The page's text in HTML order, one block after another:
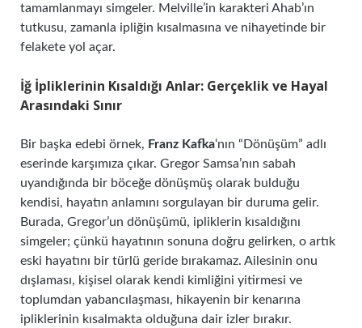
tamamlanmayı simgeler. Melville’in karakteri Ahab’ın
tutkusu, zamanla ipliğin kısalmasına ve nihayetinde bir
felakete yol açar.
İğ İpliklerinin Kısaldığı Anlar: Gerçeklik ve Hayal
Arasındaki Sınır
Bir başka edebi örnek, Franz Kafka‘nın “Dönüşüm” adlı
eserinde karşımıza çıkar. Gregor Samsa’nın sabah
uyandığında bir böceğe dönüşmüş olarak bulduğu
kendisi, hayatın anlamını sorgulayan bir duruma gelir.
Burada, Gregor’un dönüşümü, ipliklerin kısaldığını
simgeler; çünkü hayatının sonuna doğru gelirken, o artık
eski hayatını bir türlü geride bırakamaz. Ailesinin onu
dışlaması, kişisel olarak kendi kimliğini yitirmesi ve
toplumdan yabancılaşması, hikayenin bir kenarına
ipliklerinin kısalmakta olduğuna dair izler bırakır.